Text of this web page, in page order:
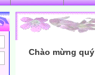
Chào mừng